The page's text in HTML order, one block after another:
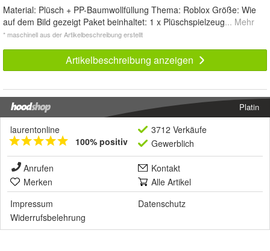
Material: Plüsch + PP-Baumwollfüllung Thema: Roblox Größe: Wie
auf dem Bild gezeigt Paket beinhaltet: 1 x Plüschspielzeug... Mehr
* maschinell aus der Artikelbeschreibung erstellt
Artikelbeschreibung anzeigen
Platin
laurentonline
100% positiv
3712 Verkäufe
Gewerblich
Anrufen
Kontakt
Merken
Alle Artikel
Impressum
Datenschutz
Widerrufsbelehrung